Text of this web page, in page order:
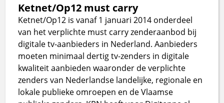
Ketnet/Op12 must carry
Ketnet/Op12 is vanaf 1 januari 2014 onderdeel
van het verplichte must carry zenderaanbod bij
digitale tv-aanbieders in Nederland. Aanbieders
moeten minimaal dertig tv-zenders in digitale
kwaliteit aanbieden waaronder de verplichte
zenders van Nederlandse landelijke, regionale en
lokale publieke omroepen en de Vlaamse